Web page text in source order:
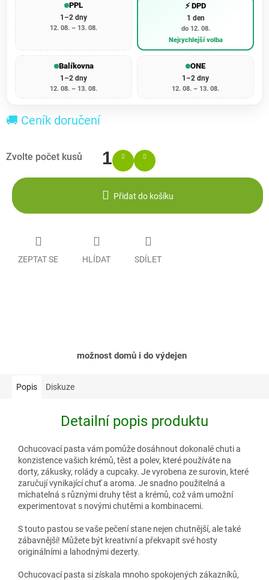
PPL
1–2 dny
12. 08. – 13. 08.
⚡ DPD
1 den
do 12. 08.
Nejrychlejší volba
Balíkovna
1–2 dny
12. 08. – 13. 08.
ONE
1–2 dny
12. 08. – 13. 08.
🚚 Ceník doručení
Přidat do košíku
ZEPTAT SE HLÍDAT SDÍLET
možnost domů i do výdejen
Popis Diskuze
Detailní popis produktu
Ochucovací pasta vám pomůže dosáhnout dokonalé chuti a
konzistence vašich krémů, těst a polev, které používáte na
dorty, zákusky, rolády a cupcaky. Je vyrobena ze surovin, které
zaručují vynikající chuť a aroma. Je snadno použitelná a
míchatelná s různými druhy těst a krémů, což vám umožní
experimentovat s novými chutěmi a kombinacemi.
S touto pastou se vaše pečení stane nejen chutnější, ale také
zábavnější! Můžete být kreativní a překvapit své hosty
originálními a lahodnými dezerty.
Ochucovací pasta si získala mnoho spokojených zákazníků,